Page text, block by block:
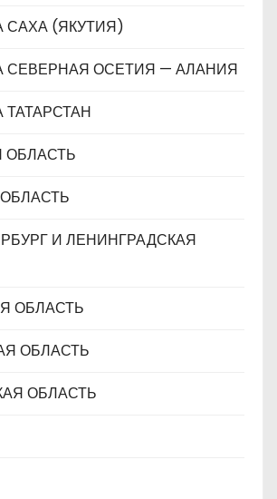
САХА (ЯКУТИЯ)
СЕВЕРНАЯ ОСЕТИЯ — АЛАНИЯ
ОБЛАСТЬ
И ЛЕНИНГРАДСКАЯ
ОБЛАСТЬ
ОБЛАСТЬ
ОБЛАСТЬ